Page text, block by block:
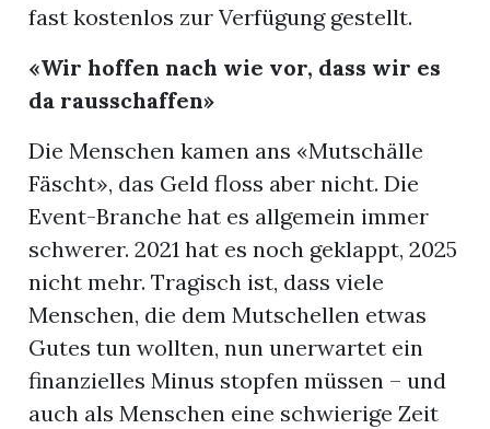
fast kostenlos zur Verfügung gestellt.
«Wir hoffen nach wie vor, dass wir es
da rausschaffen»
Die Menschen kamen ans «Mutschälle
Fäscht», das Geld floss aber nicht. Die
Event-Branche hat es allgemein immer
schwerer. 2021 hat es noch geklappt, 2025
nicht mehr. Tragisch ist, dass viele
Menschen, die dem Mutschellen etwas
Gutes tun wollten, nun unerwartet ein
finanzielles Minus stopfen müssen – und
auch als Menschen eine schwierige Zeit